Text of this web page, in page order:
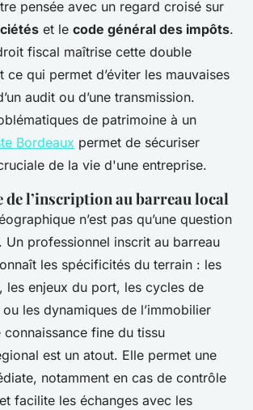
pensée avec un regard croisé sur
et le code général des impôts.
fiscal maîtrise cette double
ce qui permet d’éviter les mauvaises
audit ou d’une transmission.
de patrimoine à un
Bordeaux permet de sécuriser
de la vie d'une entreprise.
de l’inscription au barreau local
n’est pas qu’une question
Un professionnel inscrit au barreau
les spécificités du terrain : les
les enjeux du port, les cycles de
ou les dynamiques de l’immobilier
fine du tissu
est un atout. Elle permet une
notamment en cas de contrôle
facilite les échanges avec les